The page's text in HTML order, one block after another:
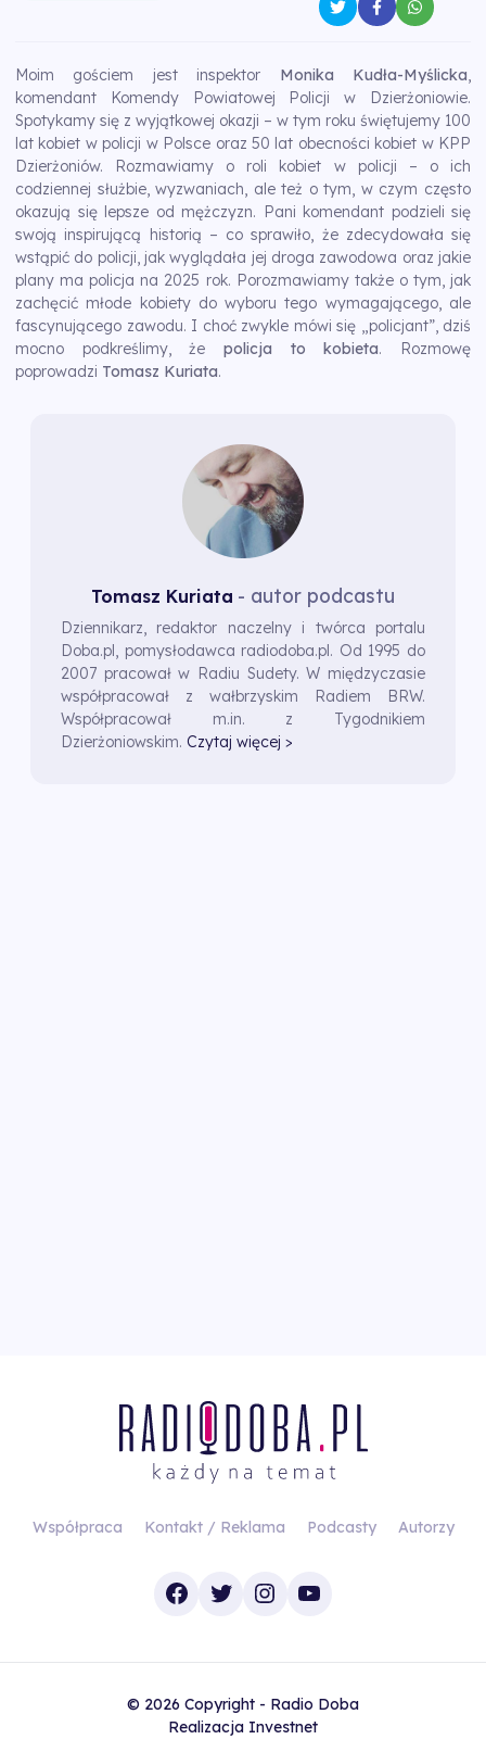
Moim gościem jest inspektor Monika Kudła-Myślicka,
komendant Komendy Powiatowej Policji w Dzierżoniowie.
Spotykamy się z wyjątkowej okazji – w tym roku świętujemy 100
lat kobiet w policji w Polsce oraz 50 lat obecności kobiet w KPP
Dzierżoniów. Rozmawiamy o roli kobiet w policji – o ich
codziennej służbie, wyzwaniach, ale też o tym, w czym często
okazują się lepsze od mężczyzn. Pani komendant podzieli się
swoją inspirującą historią – co sprawiło, że zdecydowała się
wstąpić do policji, jak wyglądała jej droga zawodowa oraz jakie
plany ma policja na 2025 rok. Porozmawiamy także o tym, jak
zachęcić młode kobiety do wyboru tego wymagającego, ale
fascynującego zawodu. I choć zwykle mówi się „policjant”, dziś
mocno podkreślimy, że policja to kobieta. Rozmowę
poprowadzi Tomasz Kuriata.
Tomasz Kuriata - autor podcastu
Dziennikarz, redaktor naczelny i twórca portalu
Doba.pl, pomysłodawca radiodoba.pl. Od 1995 do
2007 pracował w Radiu Sudety. W międzyczasie
współpracował z wałbrzyskim Radiem BRW.
Współpracował m.in. z Tygodnikiem
Dzierżoniowskim. Czytaj więcej >
Współpraca Kontakt / Reklama Podcasty Autorzy
Facebook
TwitterInstagram
YouTube
© 2026 Copyright - Radio Doba
Realizacja Investnet